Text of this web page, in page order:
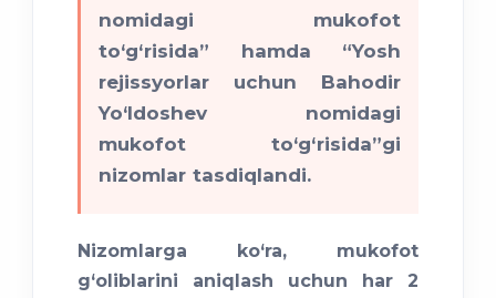
nomidagi mukofot
to‘g‘risida” hamda “Yosh
rejissyorlar uchun Bahodir
Yo‘ldoshev nomidagi
mukofot to‘g‘risida”gi
nizomlar tasdiqlandi.
Nizomlarga ko‘ra, mukofot
g‘oliblarini aniqlash uchun har 2